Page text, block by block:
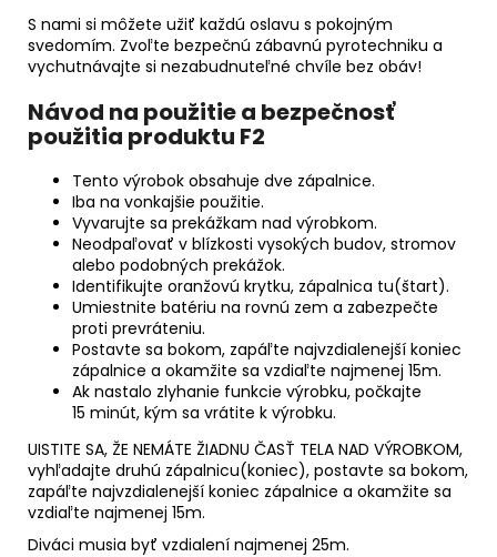
S nami si môžete užiť každú oslavu s pokojným
svedomím. Zvoľte bezpečnú zábavnú pyrotechniku a
vychutnávajte si nezabudnuteľné chvíle bez obáv!
Návod na použitie a bezpečnosť
použitia produktu F2
Tento výrobok obsahuje dve zápalnice.
Iba na vonkajšie použitie.
Vyvarujte sa prekážkam nad výrobkom.
Neodpaľovať v blízkosti vysokých budov, stromov
alebo podobných prekážok.
Identifikujte oranžovú krytku, zápalnica tu(štart).
Umiestnite batériu na rovnú zem a zabezpečte
proti prevráteniu.
Postavte sa bokom, zapáľte najvzdialenejší koniec
zápalnice a okamžite sa vzdiaľte najmenej 15m.
Ak nastalo zlyhanie funkcie výrobku, počkajte
15 minút, kým sa vrátite k výrobku.
UISTITE SA, ŽE NEMÁTE ŽIADNU ČASŤ TELA NAD VÝROBKOM,
vyhľadajte druhú zápalnicu(koniec), postavte sa bokom,
zapáľte najvzdialenejší koniec zápalnice a okamžite sa
vzdiaľte najmenej 15m.
Diváci musia byť vzdialení najmenej 25m.